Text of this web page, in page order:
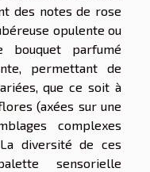
des notes de rose
opulente ou
bouquet parfumé
permettant de
que ce soit à
(axées sur une
complexes
diversité de ces
sensorielle